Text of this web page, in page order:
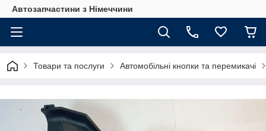
Автозапчастини з Німеччини
Товари та послуги Автомобільні кнопки та перемикачі